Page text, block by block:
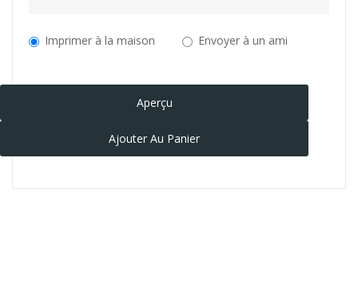
Imprimer à la maison Envoyer à un ami
Aperçu
Ajouter Au Panier